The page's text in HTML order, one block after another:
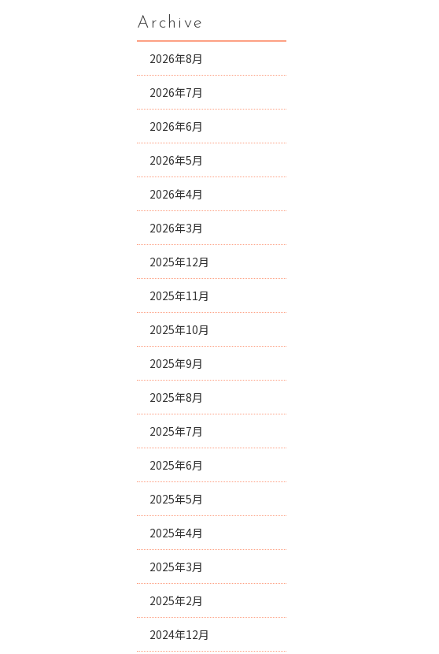
Archive
2026年8月
2026年7月
2026年6月
2026年5月
2026年4月
2026年3月
2025年12月
2025年11月
2025年10月
2025年9月
2025年8月
2025年7月
2025年6月
2025年5月
2025年4月
2025年3月
2025年2月
2024年12月